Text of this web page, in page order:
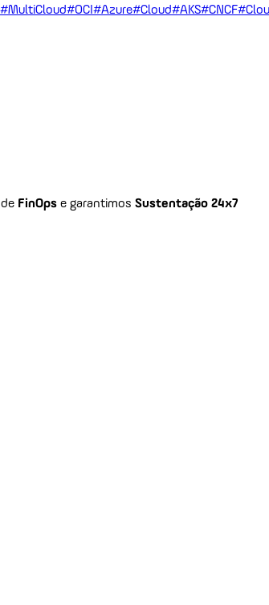
#MultiCloud#OCI#Azure#Cloud#AKS#CNCF
FinOps e garantimos Sustentação 24x7